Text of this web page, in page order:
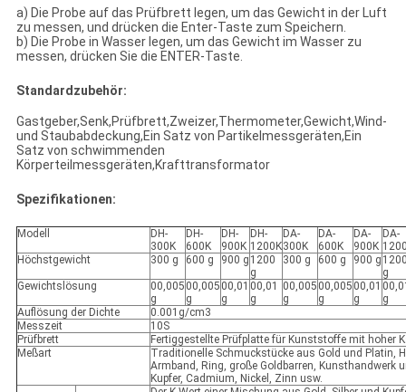
a) Die Probe auf das Prüfbrett legen, um das Gewicht in der Luft
zu messen, und drücken die Enter-Taste zum Speichern.
b) Die Probe in Wasser legen, um das Gewicht im Wasser zu
messen, drücken Sie die ENTER-Taste.
Standardzubehör:
Gastgeber,Senk,Prüfbrett,Zweizer,Thermometer,Gewicht,Wind-
und Staubabdeckung,Ein Satz von Partikelmessgeräten,Ein
Satz von schwimmenden
Körperteilmessgeräten,Krafttransformator
Spezifikationen:
Modell
DH-
300K
DH-
600K
DH-
900K
DH-
1200K
DA-
300K
DA-
600K
DA-
900K
DA-
Höchstgewicht
300 g 600 g 900 g 1200
g
300 g 600 g 900 g
g
Gewichtslösung
00,005
g
00,005
g
00,01
g
00,01
g
00,005
g
00,005
g
00,01
g
g
Auflösung der Dichte
0.001g/cm3
Messzeit
10S
Prüfbrett
Fertiggestellte Prüfplatte für Kunststoffe mit hoher
Meßart
Traditionelle Schmuckstücke aus Gold und Platin,
Armband, Ring, große Goldbarren, Kunsthandwerk
Kupfer, Cadmium, Nickel, Zinn usw.